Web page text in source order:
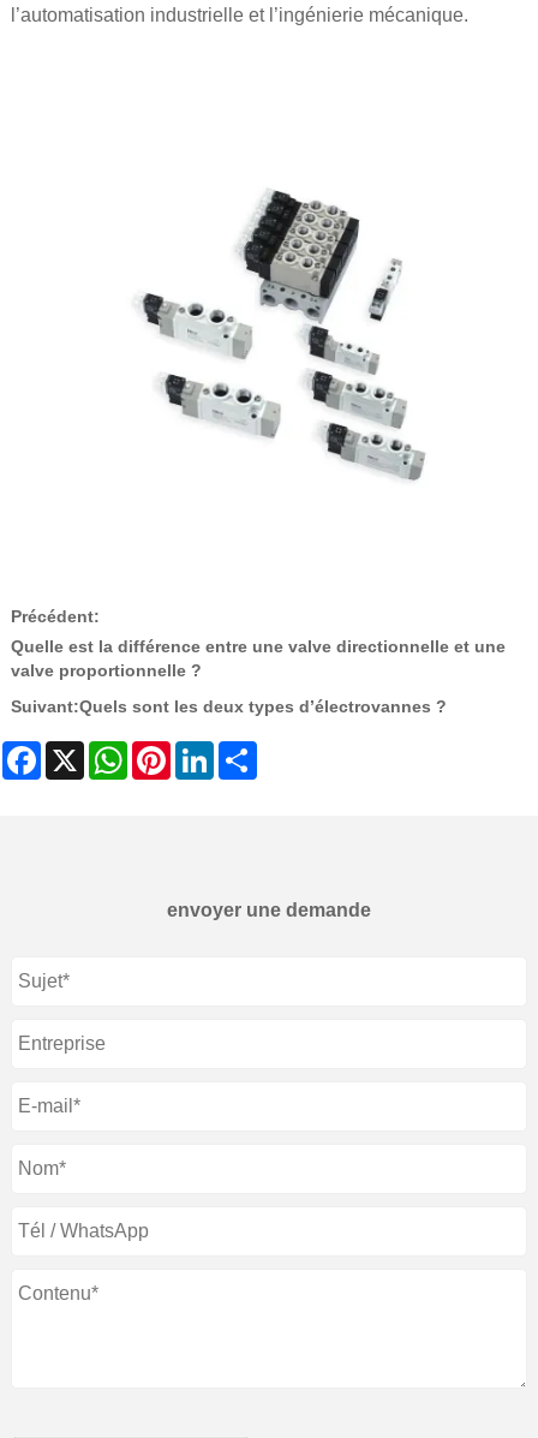
l’automatisation industrielle et l’ingénierie mécanique.
Précédent:
Quelle est la différence entre une valve directionnelle et une
valve proportionnelle ?
Suivant:Quels sont les deux types d’électrovannes ?
Facebook
X WhatsAppPinterestLinkedIn
envoyer une demande